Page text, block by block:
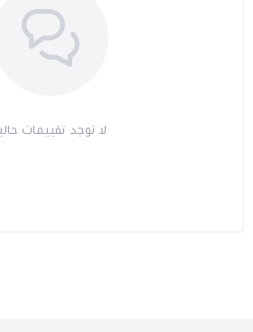
لا توجد تقييمات حاليا